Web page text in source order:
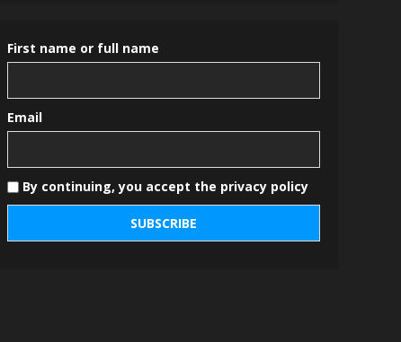
First name or full name
Email
By continuing, you accept the privacy policy